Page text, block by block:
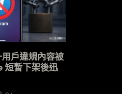
戶違規內容被
暫下架後迅